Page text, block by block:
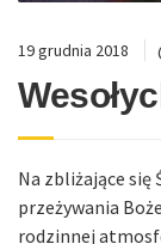
19 grudnia 2018
Na zbliżające się
przeżywania
rodzinnej